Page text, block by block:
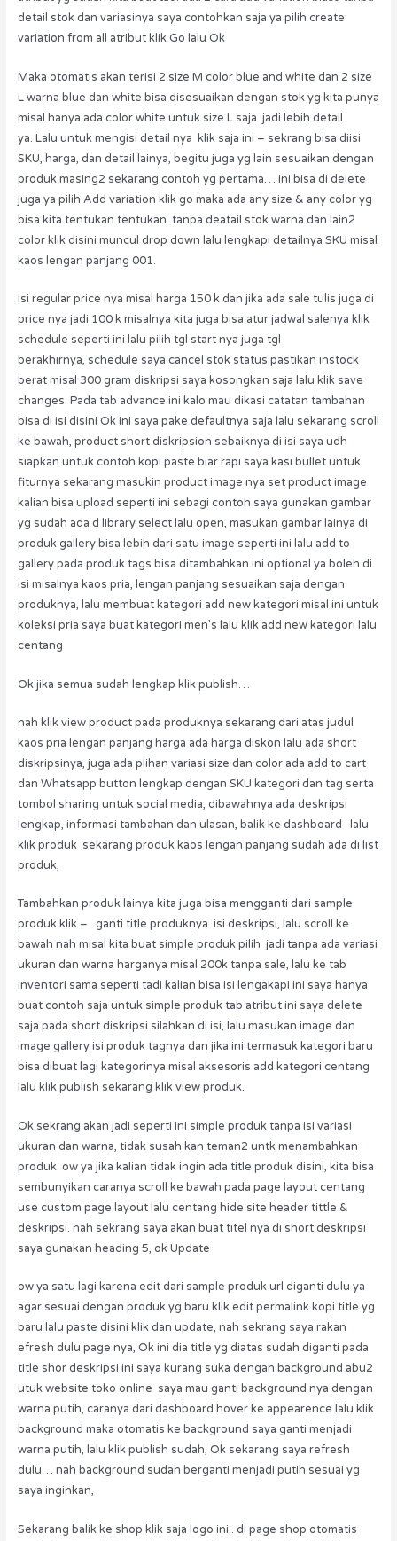
detail stok dan variasinya saya contohkan saja ya pilih create
variation from all atribut klik Go lalu Ok
Maka otomatis akan terisi 2 size M color blue and white dan 2 size
L warna blue dan white bisa disesuaikan dengan stok yg kita punya
misal hanya ada color white untuk size L saja jadi lebih detail
ya. Lalu untuk mengisi detail nya klik saja ini – sekrang bisa diisi
SKU, harga, dan detail lainya, begitu juga yg lain sesuaikan dengan
produk masing2 sekarang contoh yg pertama… ini bisa di delete
juga ya pilih Add variation klik go maka ada any size & any color yg
bisa kita tentukan tentukan tanpa deatail stok warna dan lain2
color klik disini muncul drop down lalu lengkapi detailnya SKU misal
kaos lengan panjang 001.
Isi regular price nya misal harga 150 k dan jika ada sale tulis juga di
price nya jadi 100 k misalnya kita juga bisa atur jadwal salenya klik
schedule seperti ini lalu pilih tgl start nya juga tgl
berakhirnya, schedule saya cancel stok status pastikan instock
berat misal 300 gram diskripsi saya kosongkan saja lalu klik save
changes. Pada tab advance ini kalo mau dikasi catatan tambahan
bisa di isi disini Ok ini saya pake defaultnya saja lalu sekarang scroll
ke bawah, product short diskripsion sebaiknya di isi saya udh
siapkan untuk contoh kopi paste biar rapi saya kasi bullet untuk
fiturnya sekarang masukin product image nya set product image
kalian bisa upload seperti ini sebagi contoh saya gunakan gambar
yg sudah ada d library select lalu open, masukan gambar lainya di
produk gallery bisa lebih dari satu image seperti ini lalu add to
gallery pada produk tags bisa ditambahkan ini optional ya boleh di
isi misalnya kaos pria, lengan panjang sesuaikan saja dengan
produknya, lalu membuat kategori add new kategori misal ini untuk
koleksi pria saya buat kategori men’s lalu klik add new kategori lalu
centang
Ok jika semua sudah lengkap klik publish…
nah klik view product pada produknya sekarang dari atas judul
kaos pria lengan panjang harga ada harga diskon lalu ada short
diskripsinya, juga ada plihan variasi size dan color ada add to cart
dan Whatsapp button lengkap dengan SKU kategori dan tag serta
tombol sharing untuk social media, dibawahnya ada deskripsi
lengkap, informasi tambahan dan ulasan, balik ke dashboard lalu
klik produk sekarang produk kaos lengan panjang sudah ada di list
produk,
Tambahkan produk lainya kita juga bisa mengganti dari sample
produk klik – ganti title produknya isi deskripsi, lalu scroll ke
bawah nah misal kita buat simple produk pilih jadi tanpa ada variasi
ukuran dan warna harganya misal 200k tanpa sale, lalu ke tab
inventori sama seperti tadi kalian bisa isi lengakapi ini saya hanya
buat contoh saja untuk simple produk tab atribut ini saya delete
saja pada short diskripsi silahkan di isi, lalu masukan image dan
image gallery isi produk tagnya dan jika ini termasuk kategori baru
bisa dibuat lagi kategorinya misal aksesoris add kategori centang
lalu klik publish sekarang klik view produk.
Ok sekrang akan jadi seperti ini simple produk tanpa isi variasi
ukuran dan warna, tidak susah kan teman2 untk menambahkan
produk. ow ya jika kalian tidak ingin ada title produk disini, kita bisa
sembunyikan caranya scroll ke bawah pada page layout centang
use custom page layout lalu centang hide site header tittle &
deskripsi. nah sekrang saya akan buat titel nya di short deskripsi
saya gunakan heading 5, ok Update
ow ya satu lagi karena edit dari sample produk url diganti dulu ya
agar sesuai dengan produk yg baru klik edit permalink kopi title yg
baru lalu paste disini klik dan update, nah sekrang saya rakan
efresh dulu page nya, Ok ini dia title yg diatas sudah diganti pada
title shor deskripsi ini saya kurang suka dengan background abu2
utuk website toko online saya mau ganti background nya dengan
warna putih, caranya dari dashboard hover ke appearence lalu klik
background maka otomatis ke background saya ganti menjadi
warna putih, lalu klik publish sudah, Ok sekarang saya refresh
dulu… nah background sudah berganti menjadi putih sesuai yg
saya inginkan,
Sekarang balik ke shop klik saja logo ini.. di page shop otomatis